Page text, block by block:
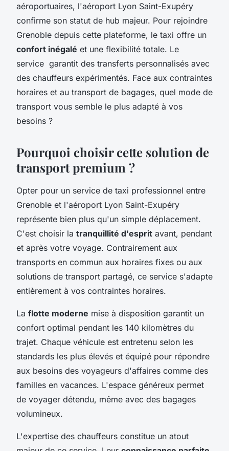
aéroportuaires, l'aéroport Lyon Saint-Exupéry
confirme son statut de hub majeur. Pour rejoindre
Grenoble depuis cette plateforme, le taxi offre un
confort inégalé et une flexibilité totale. Le
service garantit des transferts personnalisés avec
des chauffeurs expérimentés. Face aux contraintes
horaires et au transport de bagages, quel mode de
transport vous semble le plus adapté à vos
besoins ?
Pourquoi choisir cette solution de
transport premium ?
Opter pour un service de taxi professionnel entre
Grenoble et l'aéroport Lyon Saint-Exupéry
représente bien plus qu'un simple déplacement.
C'est choisir la tranquillité d'esprit avant, pendant
et après votre voyage. Contrairement aux
transports en commun aux horaires fixes ou aux
solutions de transport partagé, ce service s'adapte
entièrement à vos contraintes horaires.
La flotte moderne mise à disposition garantit un
confort optimal pendant les 140 kilomètres du
trajet. Chaque véhicule est entretenu selon les
standards les plus élevés et équipé pour répondre
aux besoins des voyageurs d'affaires comme des
familles en vacances. L'espace généreux permet
de voyager détendu, même avec des bagages
volumineux.
L'expertise des chauffeurs constitue un atout